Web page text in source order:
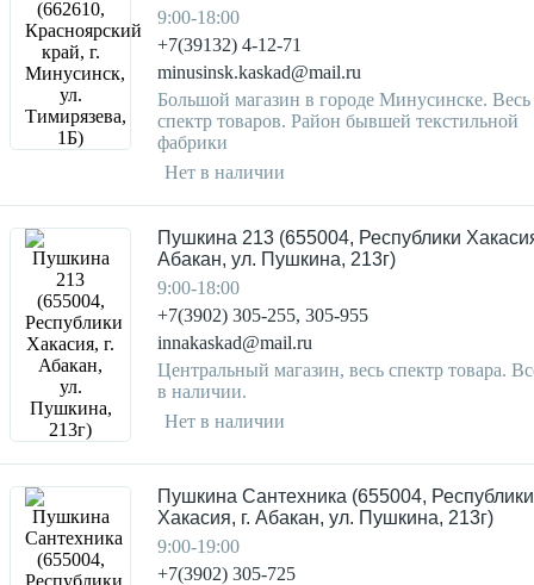
9:00-18:00
+7(39132) 4-12-71
minusinsk.kaskad@mail.ru
Большой магазин в городе Минусинске. Весь
спектр товаров. Район бывшей текстильной
фабрики
Нет в наличии
Пушкина 213 (655004, Республики
Абакан, ул. Пушкина, 213г)
9:00-18:00
+7(3902) 305-255, 305-955
innakaskad@mail.ru
Центральный магазин, весь спектр товара.
в наличии.
Нет в наличии
Пушкина Сантехника (655004, Республики
Хакасия, г. Абакан, ул. Пушкина, 213г)
9:00-19:00
+7(3902) 305-725